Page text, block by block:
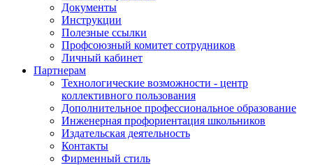
Документы
Инструкции
Полезные ссылки
Профсоюзный комитет сотрудников
Личный кабинет
Партнерам
Технологические возможности - центр
коллективного пользования
Дополнительное профессиональное образование
Инженерная профориентация школьников
Издательская деятельность
Контакты
Фирменный стиль